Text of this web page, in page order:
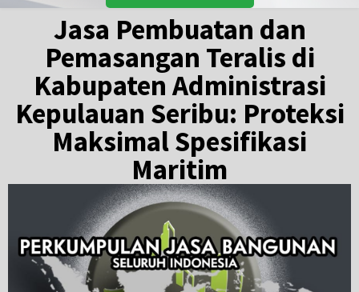
Jasa Pembuatan dan
Pemasangan Teralis di
Kabupaten Administrasi
Kepulauan Seribu: Proteksi
Maksimal Spesifikasi
Maritim